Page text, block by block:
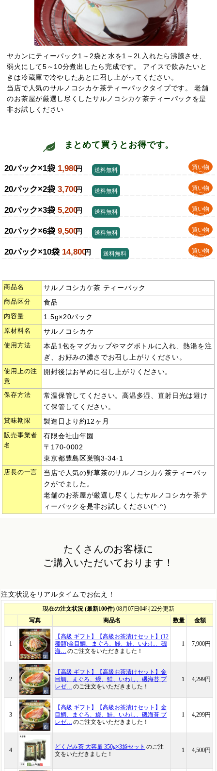
ヤカンにティーパック1～2袋と水を1～2L入れたら沸騰させ、
弱火にして5～10分煮出したら完成です。 アイスで飲みたいと
きは冷蔵庫で冷やしたあとに召し上がってください。
当店で人気のサルノコシカケ茶ティーパックタイプです。 老舗
のお茶屋が厳選し尽くしたサルノコシカケ茶ティーパックを是
非お試しください
まとめて買うとお得です。
20パック×1袋 1,980円
買い物
かごへ
送料無料
20パック×2袋 3,700円
買い物
かごへ
送料無料
20パック×3袋 5,200円
買い物
かごへ
送料無料
20パック×6袋 9,500円
買い物
かごへ
送料無料
20パック×10袋 14,800円
買い物
かごへ
送料無料
商品名 サルノコシカケ茶 ティーパック
商品区分 食品
内容量 1.5g×20パック
原材料名 サルノコシカケ
使用方法
本品1包をマグカップやマグボトルに入れ、熱湯を注
ぎ、お好みの濃さでお召し上がりください。
使用上の注
意
開封後はお早めに召し上がりください。
保存方法
常温保管してください。高温多湿、直射日光は避け
て保管してください。
賞味期限 製造日より約12ヶ月
販売事業者
名
有限会社山年園
〒170-0002
東京都豊島区巣鴨3-34-1
店長の一言
当店で人気の野草茶のサルノコシカケ茶ティーパッ
クがでました。
老舗のお茶屋が厳選し尽くしたサルノコシカケ茶テ
ィーパックを是非お試しください(^-^)
たくさんのお客様に
ご購入いただいております！
注文状況をリアルタイムでお伝え！